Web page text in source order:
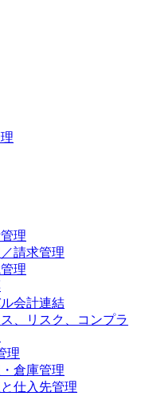
理
請求管理
理
会計連結
、リスク、コンプラ
理
倉庫管理
仕入先管理